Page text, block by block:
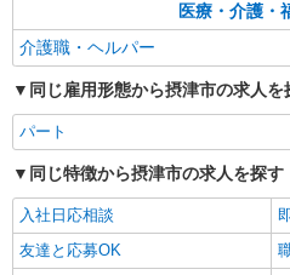
医療・介護・
介護職・ヘルパー
同じ雇用形態から摂津市の求人を
パート
同じ特徴から摂津市の求人を探す
入社日応相談
友達と応募OK